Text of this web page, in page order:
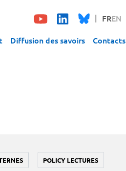
FREN
Diffusion des savoirs Contacts
POLICY LECTURES